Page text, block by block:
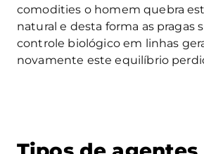
comodities o homem quebra
natural e desta forma as pragas
controle biológico em linhas
novamente este equilíbrio